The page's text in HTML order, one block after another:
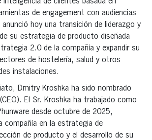
de engagement con audiencias
anunció hoy una transición de liderazgo y
su estrategia de producto diseñada
2.0 de la compañía y expandir su
de hostelería, salud y otros
instalaciones.
Dmitry Kroshka ha sido nombrado
El Sr. Kroshka ha trabajado como
desde octubre de 2025,
compañía en la estrategia de
de producto y el desarrollo de su